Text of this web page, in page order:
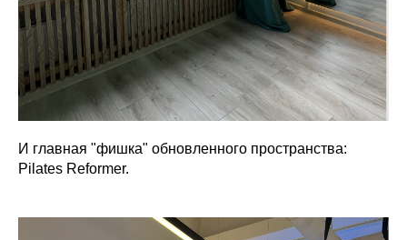
И главная "фишка" обновленного пространства:
Pilates Reformer.